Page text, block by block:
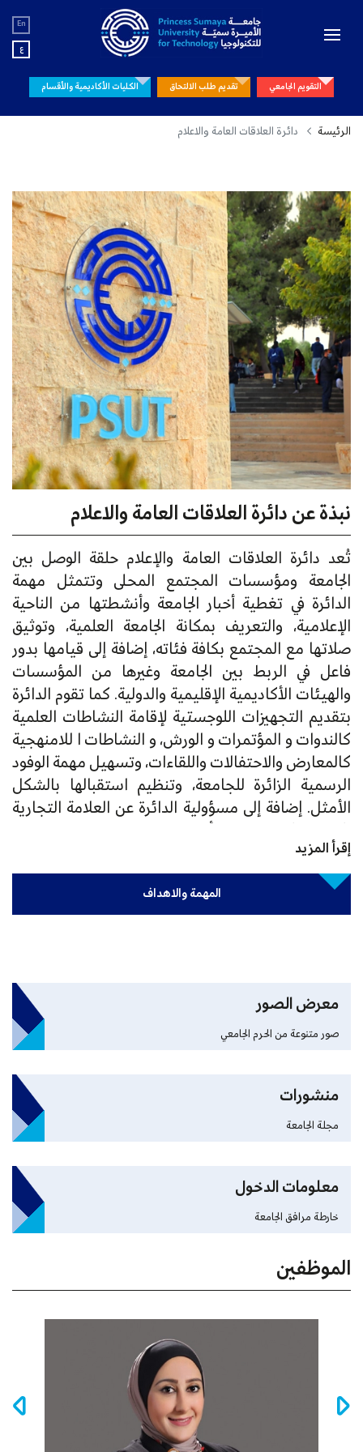
En
ع
التقويم الجامعي تقديم طلب الالتحاق الكليات الأكاديمية والأقسام
الرئيسة دائرة العلاقات العامة والاعلام
نبذة عن دائرة العلاقات العامة والاعلام
تُعد دائرة العلاقات العامة والإعلام حلقة الوصل بين
الجامعة ومؤسسات المجتمع المحلى وتتمثل مهمة
الدائرة في تغطية أخبار الجامعة وأنشطتها من الناحية
الإعلامية، والتعريف بمكانة الجامعة العلمية، وتوثيق
صلاتها مع المجتمع بكافة فئاته، إضافة إلى قيامها بدور
فاعل في الربط بين الجامعة وغيرها من المؤسسات
والهيئات الأكاديمية الإقليمية والدولية. كما تقوم الدائرة
بتقديم التجهيزات اللوجستية لإقامة النشاطات العلمية
كالندوات والمؤتمرات والورش، والنشاطات اللامنهجية
كالمعارض والاحتفالات واللقاءات، وتسهيل مهمة الوفود
الرسمية الزائرة للجامعة، وتنظيم استقبالها بالشكل
الأمثل. إضافة إلى مسؤولية الدائرة عن العلامة التجارية
الخاصة بالجامعة حيث أن إصدارات المطبوعات الورقية
كافة تكون من خلالها فقط.
إقرأ المزيد
المهمة والاهداف
معرض الصور
صور متنوعة من الحرم الجامعي
منشورات
مجلة الجامعة
معلومات الدخول
خارطة مرافق الجامعة
الموظفين